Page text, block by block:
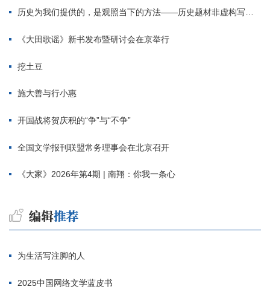
历史为我们提供的，是观照当下的方法——历史题材非虚构写作多人谈
《大田歌谣》新书发布暨研讨会在京举行
挖土豆
施大善与行小惠
开国战将贺庆积的“争”与“不争”
全国文学报刊联盟常务理事会在北京召开
《大家》2026年第4期 | 南翔：你我一条心
为生活写注脚的人
2025中国网络文学蓝皮书